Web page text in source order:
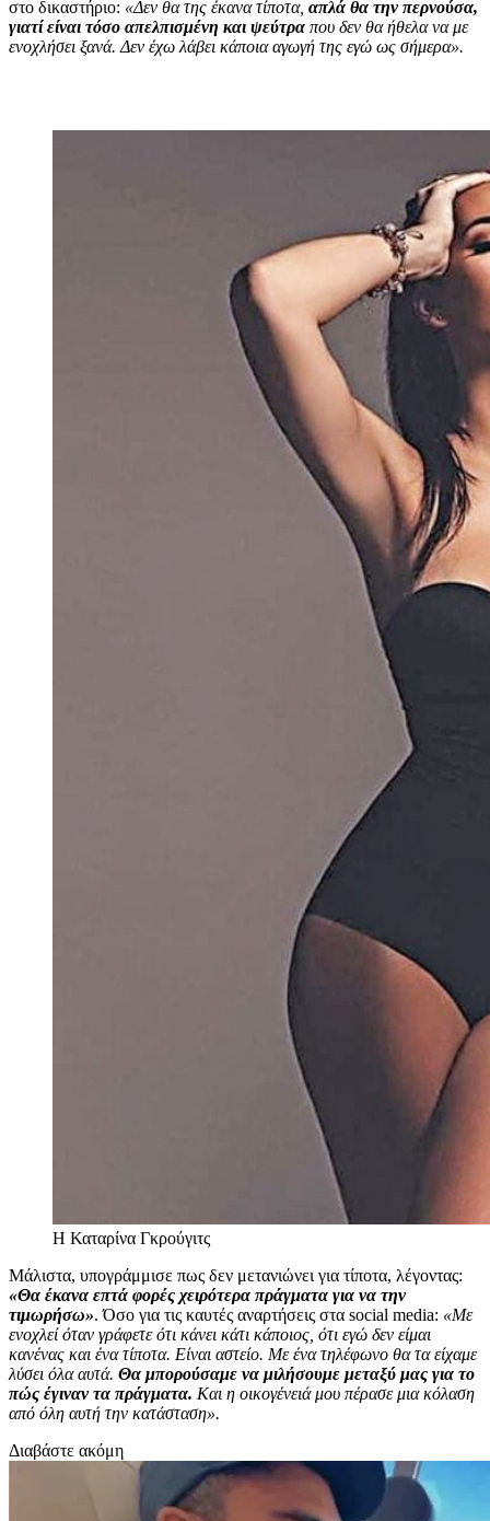
στο δικαστήριο: «Δεν θα της έκανα τίποτα, απλά θα την περνούσα,
γιατί είναι τόσο απελπισμένη και ψεύτρα που δεν θα ήθελα να με
ενοχλήσει ξανά. Δεν έχω λάβει κάποια αγωγή της εγώ ως σήμερα».
Η Καταρίνα Γκρούγιτς
Μάλιστα, υπογράμμισε πως δεν μετανιώνει για τίποτα, λέγοντας:
«Θα έκανα επτά φορές χειρότερα πράγματα για να την
τιμωρήσω». Όσο για τις καυτές αναρτήσεις στα social media: «Με
ενοχλεί όταν γράφετε ότι κάνει κάτι κάποιος, ότι εγώ δεν είμαι
κανένας και ένα τίποτα. Είναι αστείο. Με ένα τηλέφωνο θα τα είχαμε
λύσει όλα αυτά. Θα μπορούσαμε να μιλήσουμε μεταξύ μας για το
πώς έγιναν τα πράγματα. Και η οικογένειά μου πέρασε μια κόλαση
από όλη αυτή την κατάσταση».
Διαβάστε ακόμη